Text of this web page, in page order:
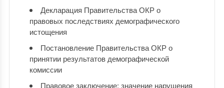
Декларация Правительства ОКР о
правовых последствиях демографического
истощения
Постановление Правительства ОКР о
принятии результатов демографической
комиссии
Правовое заключение: значение нарушения